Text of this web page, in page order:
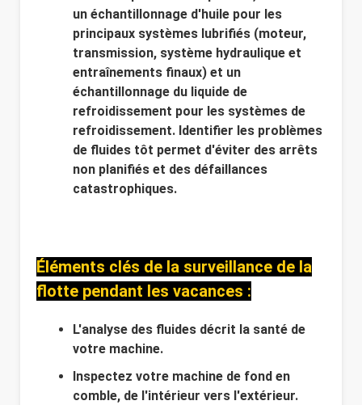
un échantillonnage d'huile pour les
principaux systèmes lubrifiés (moteur,
transmission, système hydraulique et
entraînements finaux) et un
échantillonnage du liquide de
refroidissement pour les systèmes de
refroidissement. Identifier les problèmes
de fluides tôt permet d'éviter des arrêts
non planifiés et des défaillances
catastrophiques.
Éléments clés de la surveillance de la
flotte pendant les vacances :
L'analyse des fluides décrit la santé de
votre machine.
Inspectez votre machine de fond en
comble, de l'intérieur vers l'extérieur.